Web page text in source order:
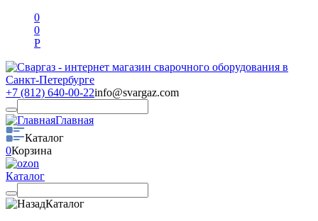
0
0
Р
+7 (812) 640-00-22info@svargaz.com
Главная
Каталог
0Корзина
Каталог
Каталог